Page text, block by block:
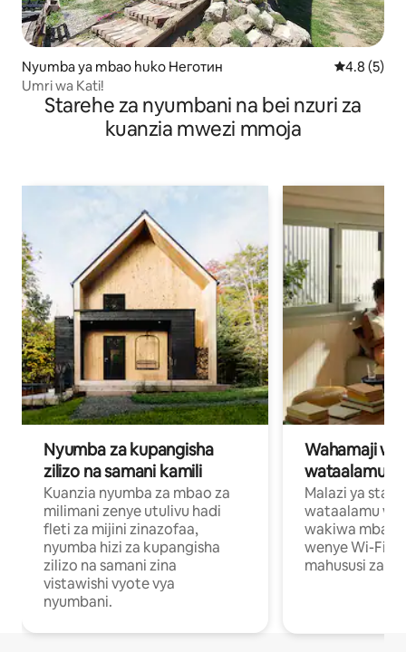
Nyumba ya mbao huko Неготин Ukadiriaji
4.8 (5)
Umri wa Kati!
Starehe za nyumbani na bei nzuri za
kuanzia mwezi mmoja
Nyumba za kupangisha
zilizo na samani kamili
Kuanzia nyumba za mbao za
milimani zenye utulivu hadi
fleti za mijini zinazofaa,
nyumba hizi za kupangisha
zilizo na samani zina
vistawishi vyote vya
nyumbani.
Wahamaji
wataalamu
Malazi ya
wataalamu
wakiwa mbali
wenye Wi-Fi
mahususi za